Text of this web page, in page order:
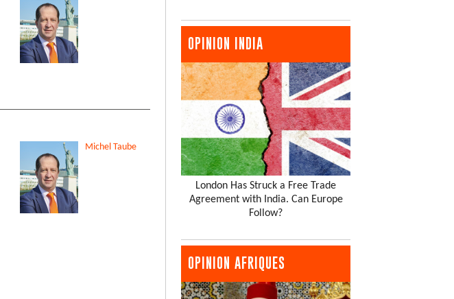
Michel Taube
OPINION INDIA
London Has Struck a Free Trade
Agreement with India. Can Europe
Follow?
OPINION AFRIQUES